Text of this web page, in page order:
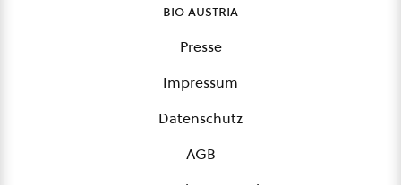
bio austria
Presse
Impressum
Datenschutz
AGB